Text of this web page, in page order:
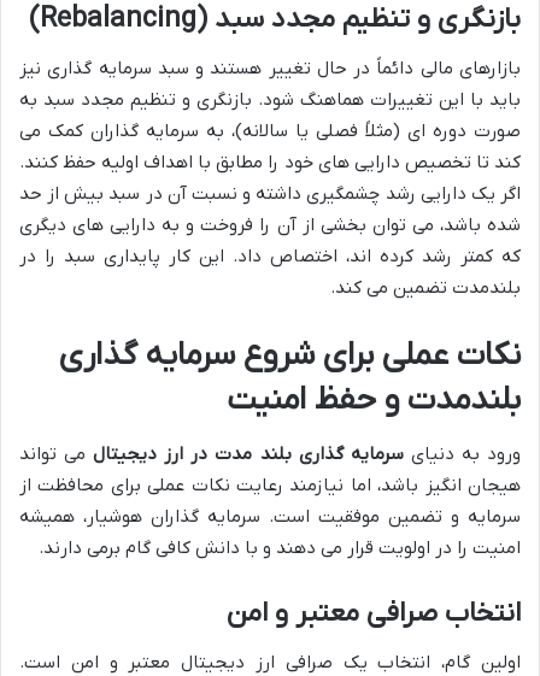
بازنگری و تنظیم مجدد سبد (Rebalancing)
بازارهای مالی دائماً در حال تغییر هستند و سبد سرمایه گذاری نیز
باید با این تغییرات هماهنگ شود. بازنگری و تنظیم مجدد سبد به
صورت دوره ای (مثلاً فصلی یا سالانه)، به سرمایه گذاران کمک می
کند تا تخصیص دارایی های خود را مطابق با اهداف اولیه حفظ کنند.
اگر یک دارایی رشد چشمگیری داشته و نسبت آن در سبد بیش از حد
شده باشد، می توان بخشی از آن را فروخت و به دارایی های دیگری
که کمتر رشد کرده اند، اختصاص داد. این کار پایداری سبد را در
بلندمدت تضمین می کند.
نکات عملی برای شروع سرمایه گذاری
بلندمدت و حفظ امنیت
ورود به دنیایسرمایه گذاری بلند مدت در ارز دیجیتالمی تواند
هیجان انگیز باشد، اما نیازمند رعایت نکات عملی برای محافظت از
سرمایه و تضمین موفقیت است. سرمایه گذاران هوشیار، همیشه
امنیت را در اولویت قرار می دهند و با دانش کافی گام برمی دارند.
انتخاب صرافی معتبر و امن
اولین گام، انتخاب یک صرافی ارز دیجیتال معتبر و امن است.